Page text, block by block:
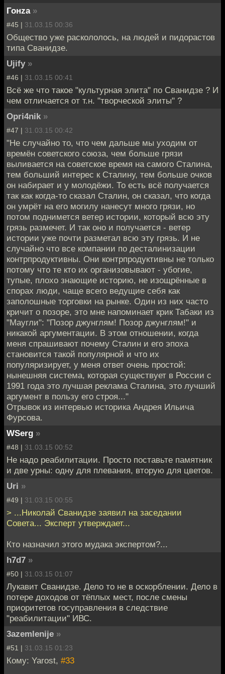
Гонzа »
#45 | 31.03.15 00:36
Общество уже раскололось, на людей и пидорастов
типа Сванидзе.
Ujify »
#46 | 31.03.15 00:41
Всё же что такое "культурная элита" по Сванидзе ? И
чем отличается от т.н. "творческой элиты" ?
Opri4nik »
#47 | 31.03.15 00:42
"Не случайно то, что чем дальше мы уходим от
времён советского союза, чем больше грязи
выливается на советское время на самого Сталина,
тем больший интерес к Сталину, тем больше очков
он набирает и у молодёжи. То есть всё получается
так как когда-то сказал Сталин, он сказал, что когда
он умрёт на его могилу нанесут много грязи, но
потом поднимется ветер истории, который всю эту
грязь размечет. И так оно и получается - ветер
истории уже почти разметал всю эту грязь. И не
случайно что все компании по десталинизации
контрпродуктивны. Они контрпродуктивны не только
потому что те кто их организовывают - убогие,
тупые, плохо знающие историю, не изощрённые в
спорах люди, чаще всего ведущие себя как
заполошные торговки на рынке. Один из них часто
кричит о позоре, это мне напоминает крик Табаки из
"Маугли": "Позор джунглям! Позор джунглям!" и
никакой аргументации. В этом отношении, когда
меня спрашивают почему Сталин и его эпоха
становится такой популярной и что их
популяризирует, у меня ответ очень простой:
нынешняя система, которая существует в России с
1991 года это лучшая реклама Сталина, это лучший
аргумент в пользу его строя..."
Отрывок из интервью историка Андрея Ильича
Фурсова.
WSerg »
#48 | 31.03.15 00:52
Не надо реабилитации. Просто поставьте памятник
и две урны: одну для плевания, вторую для цветов.
Uri »
#49 | 31.03.15 00:55
> ...Николай Сванидзе заявил на заседании
Совета... Эксперт утверждает...
Кто назначил этого мудака экспертом?...
h7d7 »
#50 | 31.03.15 01:07
Лукавит Сванидзе. Дело то не в оскорблении. Дело в
потере доходов от тёплых мест, после смены
приоритетов госуправления в следствие
"реабилитации" ИВС.
3azemlenije »
#51 | 31.03.15 01:23
Кому: Yarost, #33